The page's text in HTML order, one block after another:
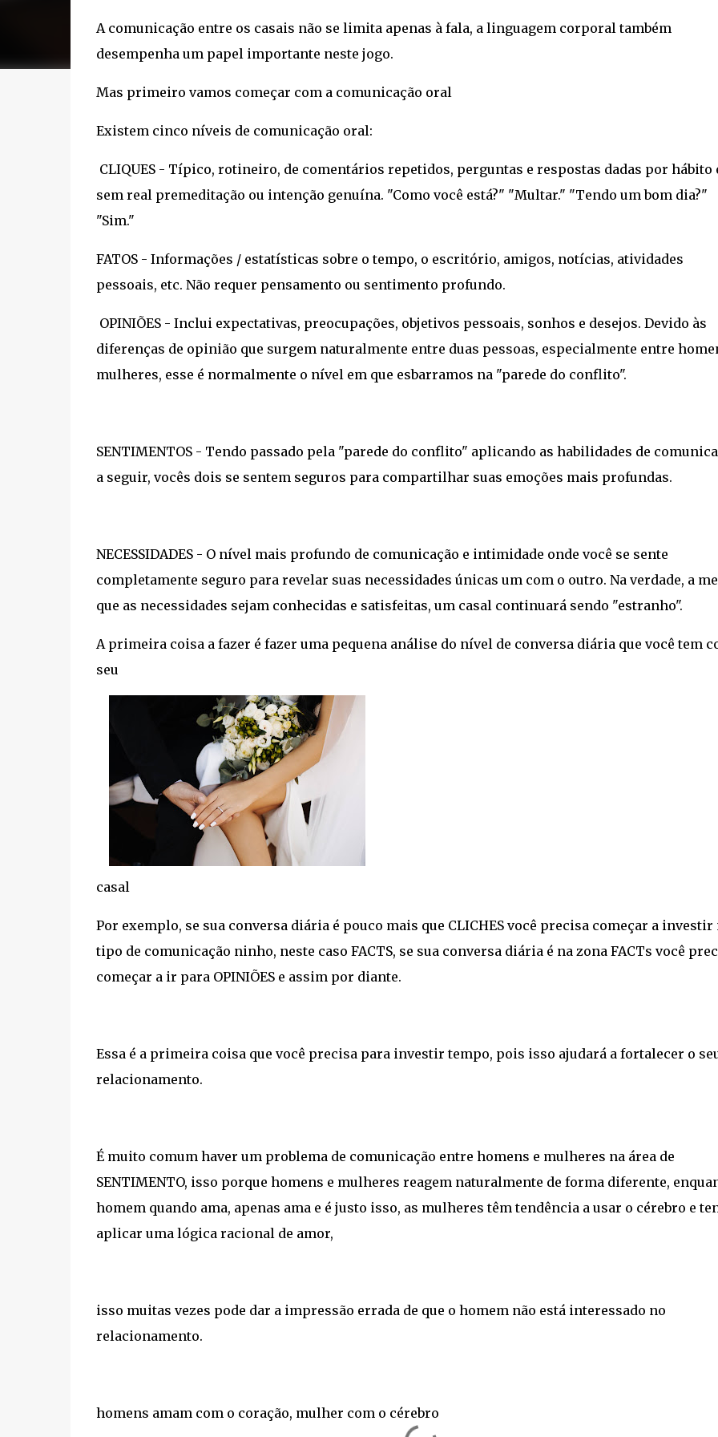
A comunicação entre os casais não se limita apenas à fala, a linguagem corporal também
desempenha um papel importante neste jogo.
Mas primeiro vamos começar com a comunicação oral
Existem cinco níveis de comunicação oral:
CLIQUES - Típico, rotineiro, de comentários repetidos, perguntas e respostas dadas por hábito
sem real premeditação ou intenção genuína. "Como você está?" "Multar." "Tendo um bom dia?"
"Sim."
FATOS - Informações / estatísticas sobre o tempo, o escritório, amigos, notícias, atividades
pessoais, etc. Não requer pensamento ou sentimento profundo.
OPINIÕES - Inclui expectativas, preocupações, objetivos pessoais, sonhos e desejos. Devido às
diferenças de opinião que surgem naturalmente entre duas pessoas, especialmente entre
mulheres, esse é normalmente o nível em que esbarramos na "parede do conflito".
SENTIMENTOS - Tendo passado pela "parede do conflito" aplicando as habilidades de
a seguir, vocês dois se sentem seguros para compartilhar suas emoções mais profundas.
NECESSIDADES - O nível mais profundo de comunicação e intimidade onde você se sente
completamente seguro para revelar suas necessidades únicas um com o outro. Na verdade, a
que as necessidades sejam conhecidas e satisfeitas, um casal continuará sendo "estranho".
A primeira coisa a fazer é fazer uma pequena análise do nível de conversa diária que você tem
seu
casal
Por exemplo, se sua conversa diária é pouco mais que CLICHES você precisa começar a investir
tipo de comunicação ninho, neste caso FACTS, se sua conversa diária é na zona FACTs você
começar a ir para OPINIÕES e assim por diante.
Essa é a primeira coisa que você precisa para investir tempo, pois isso ajudará a fortalecer o
relacionamento.
É muito comum haver um problema de comunicação entre homens e mulheres na área de
SENTIMENTO, isso porque homens e mulheres reagem naturalmente de forma diferente,
homem quando ama, apenas ama e é justo isso, as mulheres têm tendência a usar o cérebro e
aplicar uma lógica racional de amor,
isso muitas vezes pode dar a impressão errada de que o homem não está interessado no
relacionamento.
homens amam com o coração, mulher com o cérebro